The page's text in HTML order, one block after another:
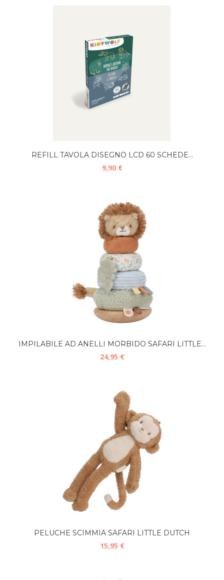
REFILL TAVOLA DISEGNO LCD 60 SCHEDE...
9,90 €
IMPILABILE AD ANELLI MORBIDO SAFARI LITTLE...
24,95 €
PELUCHE SCIMMIA SAFARI LITTLE DUTCH
15,95 €